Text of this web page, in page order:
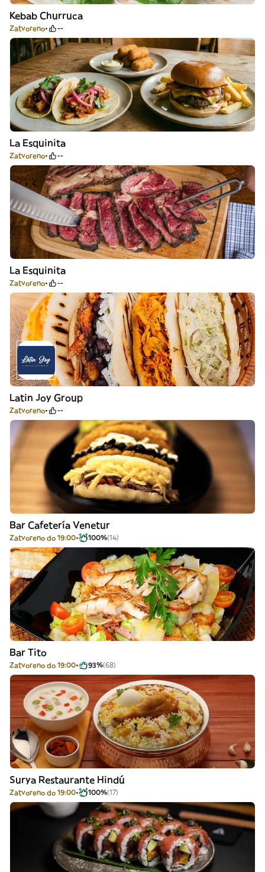
Kebab Churruca
Zatvoreno --
La Esquinita
Zatvoreno --
La Esquinita
Zatvoreno --
Latin Joy Group
Zatvoreno --
Bar Cafetería Venetur
Zatvoreno do 19:00 100%(14)
Bar Tito
Zatvoreno do 19:00 93%(68)
Surya Restaurante Hindú
Zatvoreno do 19:00 100%(17)